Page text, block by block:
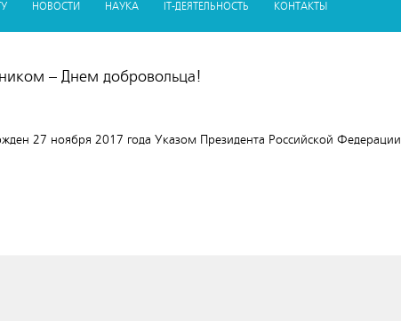
НОВОСТИ НАУКА IT-ДЕЯТЕЛЬНОСТЬ КОНТАКТЫ
– Днем добровольца!
27 ноября 2017 года Указом Президента Российской Федерации